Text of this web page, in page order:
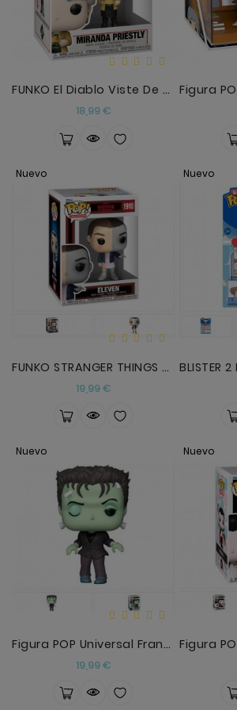
Anekke
FUNKO El Diablo Viste De Prada Miranda Priestly
18,99 €Precio
Nuevo
FUNKO STRANGER THINGS ELEVEN 10 ANIVERSARIO
19,99 €Precio
Nuevo
Nuevo
Figura POP Universal Frankenstein
19,99 €Precio
Nuevo